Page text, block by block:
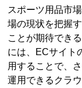
スポーツ用品市
場の現状を把握
ことが期待でき
には、ECサイト
用することで、
運用できるクラ